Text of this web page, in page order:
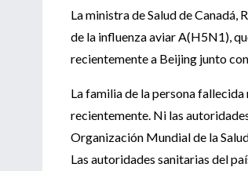
La ministra de Salud de
de la influenza aviar A(H5N1),
recientemente a Beijing junto
La familia de la persona
recientemente. Ni las
Organización Mundial de la
Las autoridades sanitarias del